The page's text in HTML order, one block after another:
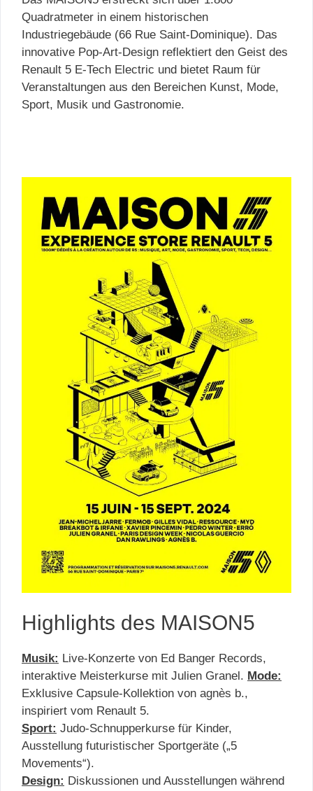
Quadratmeter in einem historischen
Industriegebäude (66 Rue Saint-Dominique). Das
innovative Pop-Art-Design reflektiert den Geist des
Renault 5 E-Tech Electric und bietet Raum für
Veranstaltungen aus den Bereichen Kunst, Mode,
Sport, Musik und Gastronomie.
Highlights des MAISON5
Musik: Live-Konzerte von Ed Banger Records,
interaktive Meisterkurse mit Julien Granel. Mode:
Exklusive Capsule-Kollektion von agnès b.,
inspiriert vom Renault 5.
Sport: Judo-Schnupperkurse für Kinder,
Ausstellung futuristischer Sportgeräte („5
Movements“).
Design: Diskussionen und Ausstellungen während